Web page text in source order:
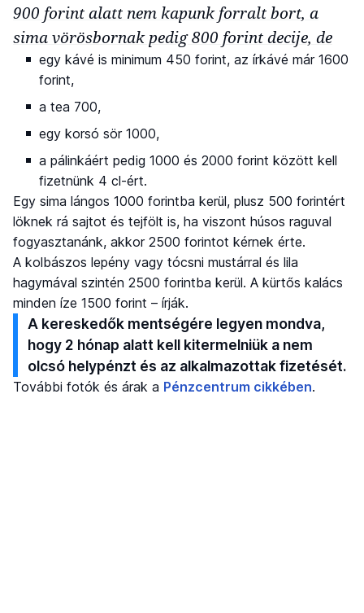
900 forint alatt nem kapunk forralt bort, a
sima vörösbornak pedig 800 forint decije, de
egy kávé is minimum 450 forint, az írkávé már 1600
forint,
a tea 700,
egy korsó sör 1000,
a pálinkáért pedig 1000 és 2000 forint között kell
fizetnünk 4 cl-ért.
Egy sima lángos 1000 forintba kerül, plusz 500 forintért
löknek rá sajtot és tejfölt is, ha viszont húsos raguval
fogyasztanánk, akkor 2500 forintot kérnek érte.
A kolbászos lepény vagy tócsni mustárral és lila
hagymával szintén 2500 forintba kerül. A kürtős kalács
minden íze 1500 forint – írják.
A kereskedők mentségére legyen mondva,
hogy 2 hónap alatt kell kitermelniük a nem
olcsó helypénzt és az alkalmazottak fizetését.
További fotók és árak a Pénzcentrum cikkében.